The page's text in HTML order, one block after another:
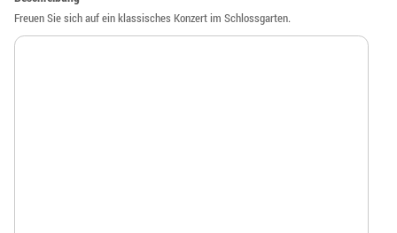
Freuen Sie sich auf ein klassisches Konzert im Schlossgarten.